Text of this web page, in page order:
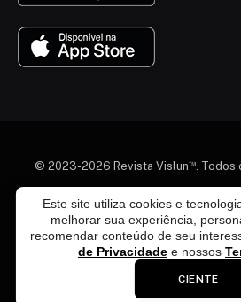
Este site utiliza cookies e
melhorar sua experiência,
recomendar conteúdo de seu
de Privacidade e nossos
CIENTE
© 2023-2026 Revista Vislun™. Todos
Quem somos Colaboradores
Termos e Condições
Política de Exclusão de Dados